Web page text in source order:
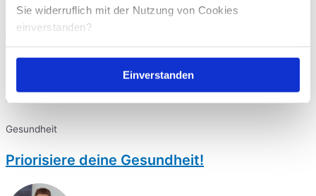
Sie widerruflich mit der Nutzung von Cookies
einverstanden?
Einverstanden
Rudi Schmidt
Gesundheit
Priorisiere deine Gesundheit!